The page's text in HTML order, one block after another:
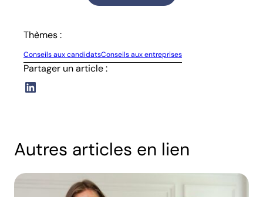
Thèmes :
Conseils aux candidatsConseils aux entreprises
Partager un article :
LinkedIn
Autres articles en lien